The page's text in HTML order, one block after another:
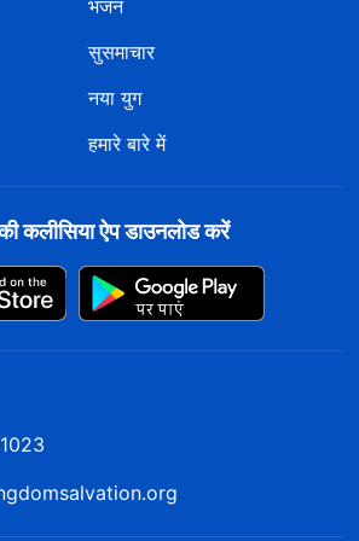
भजन
सुसमाचार
नया युग
हमारे बारे में
कलीसिया ऐप डाउनलोड करें